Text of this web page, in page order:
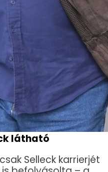
látható
Selleck karrierjét